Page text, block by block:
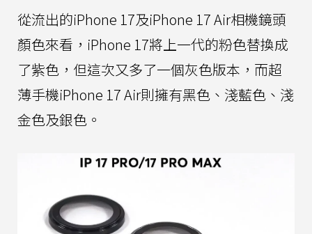
從流出的iPhone 17及iPhone 17 Air相機鏡頭
顏色來看，iPhone 17將上一代的粉色替換成
了紫色，但這次又多了一個灰色版本，而超
薄手機iPhone 17 Air則擁有黑色、淺藍色、淺
金色及銀色。